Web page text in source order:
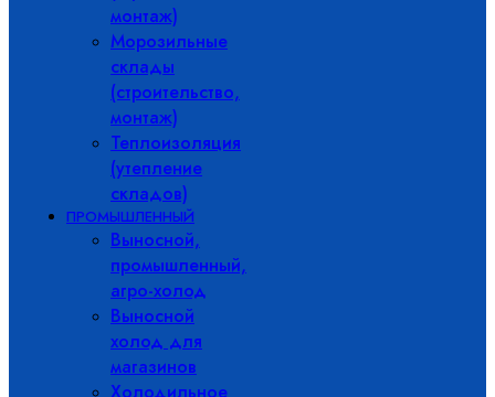
монтаж)
Морозильные
склады
(строительство,
монтаж)
Теплоизоляция
(утепление
складов)
ПРОМЫШЛЕННЫЙ
Выносной,
промышленный,
агро-холод
Выносной
холод для
магазинов